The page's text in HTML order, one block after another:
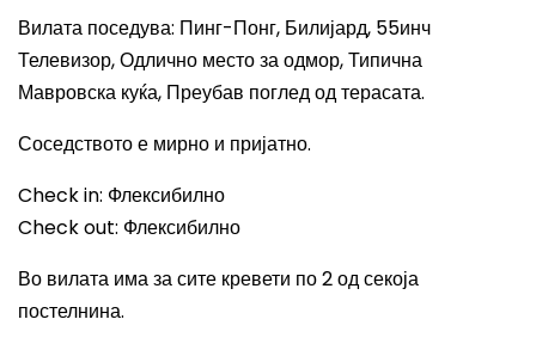
Вилата поседува: Пинг-Понг, Билијард, 55инч
Телевизор, Одлично место за одмор, Типична
Мавровска куќа, Преубав поглед од терасата.
Соседството е мирно и пријатно.
Check in: Флексибилно
Check out: Флексибилно
Во вилата има за сите кревети по 2 од секоја
постелнина.